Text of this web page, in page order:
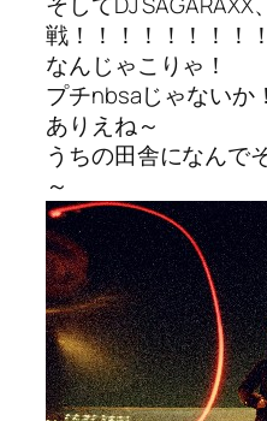
戦！！！！！！！！
なんじゃこりゃ！
プチnbsaじゃないか
ありえね～
うちの田舎になんで
～